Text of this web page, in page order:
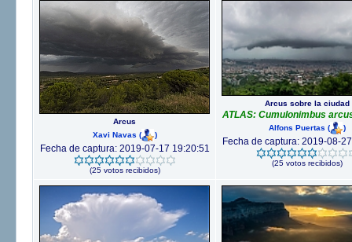
Arcus
Xavi Navas ( )
Fecha de captura: 2019-07-17 19:20:51
(25 votos recibidos)
Arcus sobre la ciudad
ATLAS: Cumulonimbus
Alfons Puertas ( )
Fecha de captura: 2019-08-
(25 votos recibidos)